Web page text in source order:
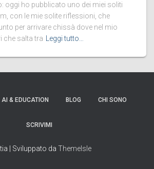
oggi ho pubblicato uno dei miei soliti
con le mie solite riflessioni, che
per arrivare chissà dove nel mio
che salta tra Leggi tutto…
AI & EDUCATION BLOG CHI SONO
SCRIVIMI
| Sviluppato da ThemeIsle